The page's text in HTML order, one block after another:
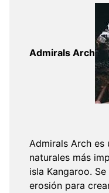
Admirals Arch
Admirals Arch es
naturales más
isla Kangaroo.
erosión para